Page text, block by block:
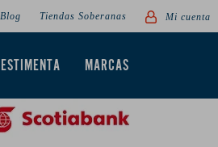
MARCAS
Blog Tiendas Soberanas